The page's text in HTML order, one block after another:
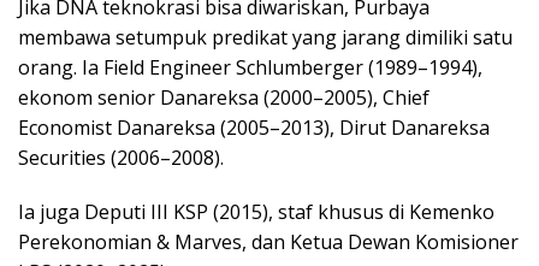
Jika DNA teknokrasi bisa diwariskan, Purbaya
membawa setumpuk predikat yang jarang dimiliki satu
orang. Ia Field Engineer Schlumberger (1989–1994),
ekonom senior Danareksa (2000–2005), Chief
Economist Danareksa (2005–2013), Dirut Danareksa
Securities (2006–2008).
Ia juga Deputi III KSP (2015), staf khusus di Kemenko
Perekonomian & Marves, dan Ketua Dewan Komisioner